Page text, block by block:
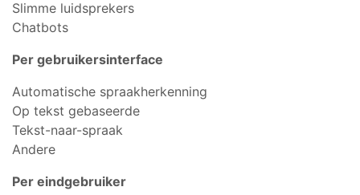
Slimme luidsprekers
Chatbots
Per gebruikersinterface
Automatische spraakherkenning
Op tekst gebaseerde
Tekst-naar-spraak
Andere
Per eindgebruiker